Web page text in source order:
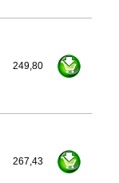
249,80
267,43